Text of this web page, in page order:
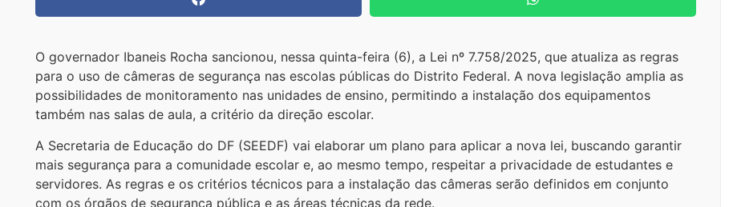
O governador Ibaneis Rocha sancionou, nessa quinta-feira (6), a Lei nº 7.758/2025, que atualiza as regras
para o uso de câmeras de segurança nas escolas públicas do Distrito Federal. A nova legislação amplia as
possibilidades de monitoramento nas unidades de ensino, permitindo a instalação dos equipamentos
também nas salas de aula, a critério da direção escolar.
A Secretaria de Educação do DF (SEEDF) vai elaborar um plano para aplicar a nova lei, buscando garantir
mais segurança para a comunidade escolar e, ao mesmo tempo, respeitar a privacidade de estudantes e
servidores. As regras e os critérios técnicos para a instalação das câmeras serão definidos em conjunto
com os órgãos de segurança pública e as áreas técnicas da rede.